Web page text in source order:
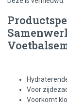
Voor
Voorkomt